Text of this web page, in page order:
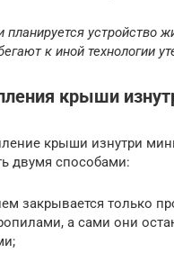
планируется устройство
к иной технологии
крыши
крыши изнутри
двумя способами:
закрывается только
а сами они